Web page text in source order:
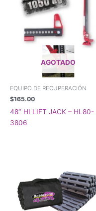
AGOTADO
EQUIPO DE RECUPERACIÓN
$165.00
48″ HI LIFT JACK – HL80-
3806